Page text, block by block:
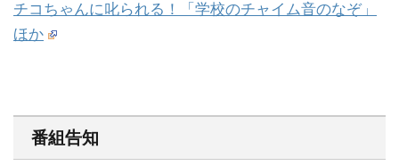
チコちゃんに叱られる！「学校のチャイム音のなぞ」
ほか
番組告知